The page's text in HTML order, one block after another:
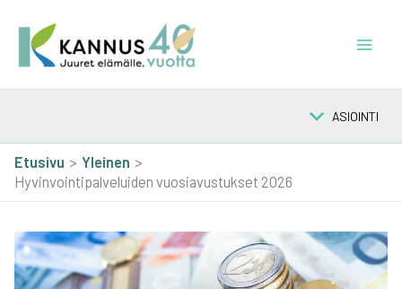
sisältöön
ASIOINTI
Etusivu
Yleinen
Hyvinvointipalveluiden vuosiavustukset 2026